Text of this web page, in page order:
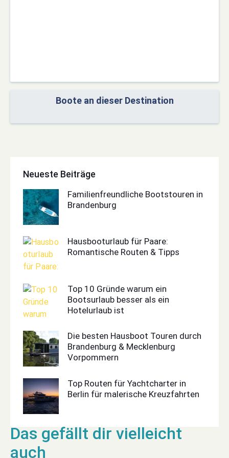
Boote an dieser Destination
Neueste Beiträge
Familienfreundliche Bootstouren in
Brandenburg
Hausbooturlaub für Paare:
Romantische Routen & Tipps
Top 10 Gründe warum ein
Bootsurlaub besser als ein
Hotelurlaub ist
Die besten Hausboot Touren durch
Brandenburg & Mecklenburg
Vorpommern
Top Routen für Yachtcharter in
Berlin für malerische Kreuzfahrten